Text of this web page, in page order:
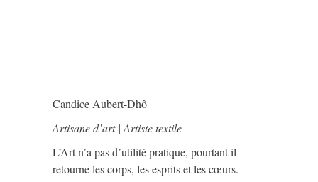
Candice Aubert-Dhô
Artisane d’art | Artiste textile
L’Art n’a pas d’utilité pratique, pourtant il
retourne les corps, les esprits et les cœurs.